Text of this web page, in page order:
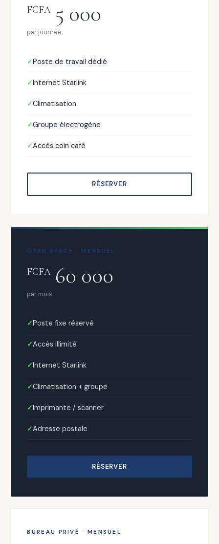
FCFA5 000
par journée
Poste de travail dédié
Internet Starlink
Climatisation
Groupe électrogène
Accès coin café
RÉSERVER
OPEN SPACE · MENSUEL
FCFA60 000
par mois
Poste fixe réservé
Accès illimité
Internet Starlink
Climatisation + groupe
Imprimante / scanner
Adresse postale
RÉSERVER
BUREAU PRIVÉ · MENSUEL